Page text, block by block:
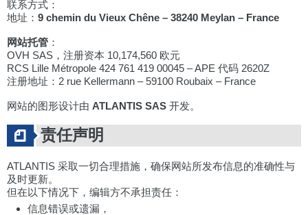
联系方式：
地址： 9 chemin du Vieux Chêne – 38240 Meylan – France
网站托管 ：
OVH SAS，注册资本 10,174,560 欧元
RCS Lille Métropole 424 761 419 00045 – APE 代码 2620Z
注册地址：2 rue Kellermann – 59100 Roubaix – France
网站的图形设计由 ATLANTIS SAS 开发。
责任声明
ATLANTIS 采取一切合理措施，确保网站所发布信息的准确性与
及时更新。
但在以下情况下，编辑方不承担责任：
信息错误或遗漏，